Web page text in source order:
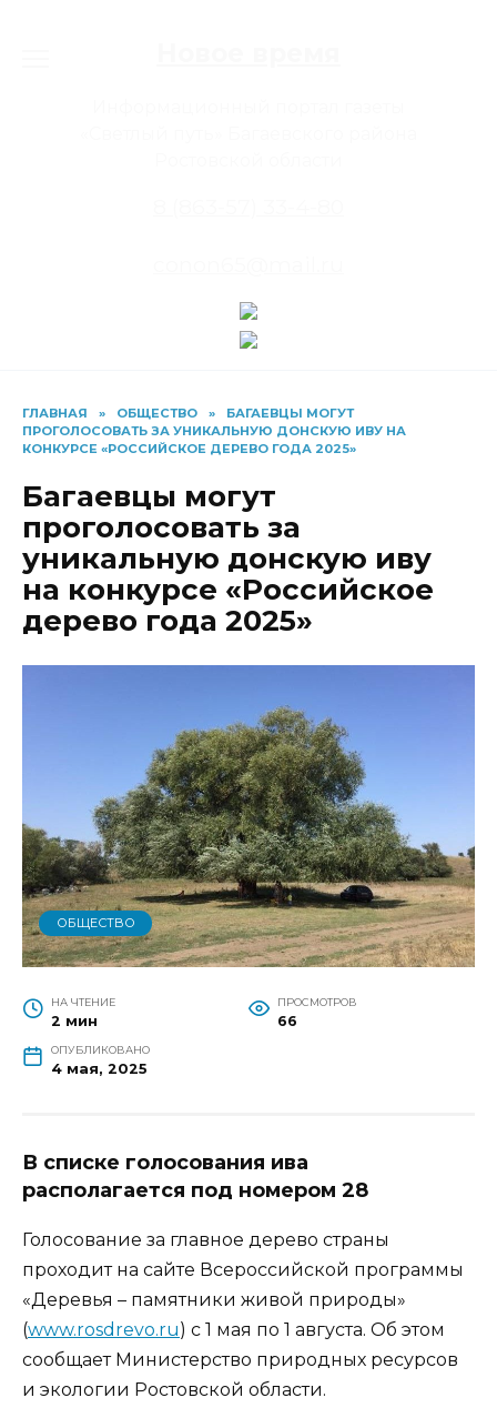
ГЛАВНАЯ » ОБЩЕСТВО »
БАГАЕВЦЫ МОГУТ
ПРОГОЛОСОВАТЬ ЗА УНИКАЛЬНУЮ ДОНСКУЮ ИВУ НА
КОНКУРСЕ «РОССИЙСКОЕ ДЕРЕВО ГОДА 2025»
Багаевцы могут
проголосовать за
уникальную донскую иву
на конкурсе «Российское
дерево года 2025»
ОБЩЕСТВО
НА ЧТЕНИЕ
2 мин
ПРОСМОТРОВ
66
ОПУБЛИКОВАНО
4 мая, 2025
В списке голосования ива
располагается под номером 28
Голосование за главное дерево страны
проходит на сайте Всероссийской программы
«Деревья – памятники живой природы»
(www.rosdrevo.ru) с 1 мая по 1 августа. Об этом
сообщает Министерство природных ресурсов
и экологии Ростовской области.